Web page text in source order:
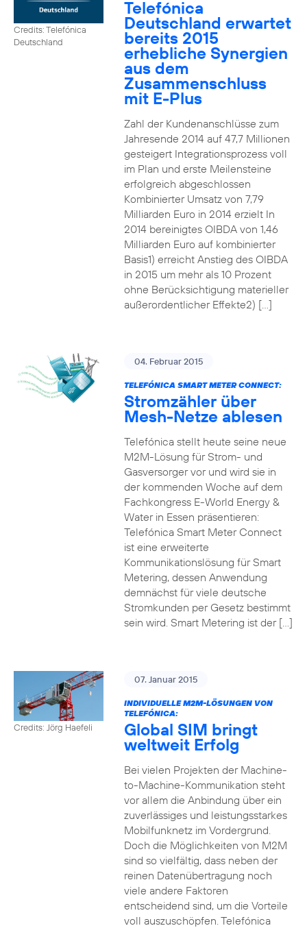
Credits: Telefónica
Deutschland
Telefónica
Deutschland erwartet
bereits 2015
erhebliche Synergien
aus dem
Zusammenschluss
mit E-Plus
Zahl der Kundenanschlüsse zum
Jahresende 2014 auf 47,7 Millionen
gesteigert Integrationsprozess voll
im Plan und erste Meilensteine
erfolgreich abgeschlossen
Kombinierter Umsatz von 7,79
Milliarden Euro in 2014 erzielt In
2014 bereinigtes OIBDA von 1,46
Milliarden Euro auf kombinierter
Basis1) erreicht Anstieg des OIBDA
in 2015 um mehr als 10 Prozent
ohne Berücksichtigung materieller
außerordentlicher Effekte2) […]
04. Februar 2015
TELEFÓNICA SMART METER CONNECT:
Stromzähler über
Mesh-Netze ablesen
Telefónica stellt heute seine neue
M2M-Lösung für Strom- und
Gasversorger vor und wird sie in
der kommenden Woche auf dem
Fachkongress E-World Energy &
Water in Essen präsentieren:
Telefónica Smart Meter Connect
ist eine erweiterte
Kommunikationslösung für Smart
Metering, dessen Anwendung
demnächst für viele deutsche
Stromkunden per Gesetz bestimmt
sein wird. Smart Metering ist der […]
Credits: Jörg Haefeli
07. Januar 2015
INDIVIDUELLE M2M-LÖSUNGEN VON
TELEFÓNICA:
Global SIM bringt
weltweit Erfolg
Bei vielen Projekten der Machine-
to-Machine-Kommunikation steht
vor allem die Anbindung über ein
zuverlässiges und leistungsstarkes
Mobilfunknetz im Vordergrund.
Doch die Möglichkeiten von M2M
sind so vielfältig, dass neben der
reinen Datenübertragung noch
viele andere Faktoren
entscheidend sind, um die Vorteile
voll auszuschöpfen. Telefónica